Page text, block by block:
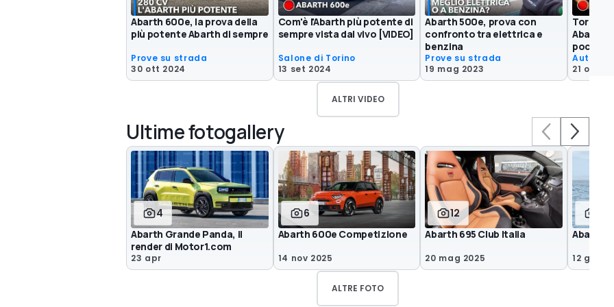
Abarth 600e, la prova della
più potente Abarth di sempre
Prove su strada
30 ott 2024
Com'è l'Abarth più potente di
sempre vista dal vivo [VIDEO]
Salone di Torino
13 set 2024
Abarth 500e, prova con
confronto tra elettrica e
benzina
Prove su strada
19 mag 2023
Torna
Abarth
pochi
Auto e
21 ott
ALTRI VIDEO
Ultime fotogallery
4
Abarth Grande Panda, il
render di Motor1.com
23 apr
6
Abarth 600e Competizione
14 nov 2025
12
Abarth 695 Club Italia
20 mag 2025
Abarth
12 giu
ALTRE FOTO